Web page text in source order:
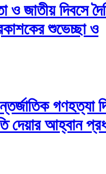
ও জাতীয় দিবসে
শুভেচ্ছা ও
গণহত্যা
দেয়ার আহ্বান